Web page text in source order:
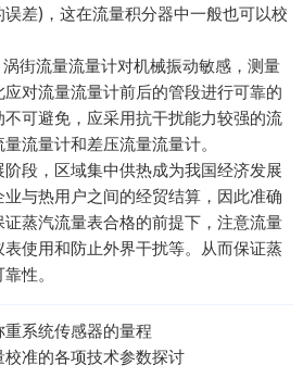
差)，这在流量积分器中一般也可以校
街流量流量计对机械振动敏感，测量
对流量流量计前后的管段进行可靠的
可避免，应采用抗干扰能力较强的流
流量计和差压流量流量计。
段，区域集中供热成为我国经济发展
与热用户之间的经贸结算，因此准确
蒸汽流量表合格的前提下，注意流量
使用和防止外界干扰等。从而保证蒸
性。
系统传感器的量程
准的各项技术参数探讨